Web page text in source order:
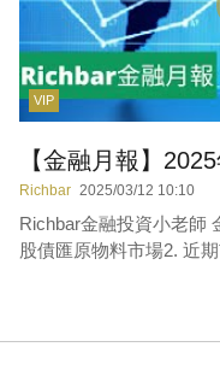
VIP
【金融月報】
Richbar 2025/03/12 10:10
Richbar金融投資小老師
股債匯原物料市場2. 近